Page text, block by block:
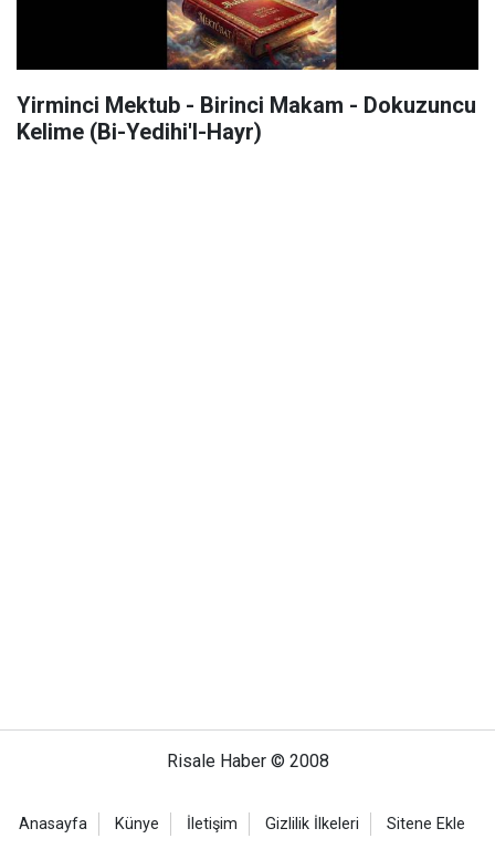
Yirminci Mektub - Birinci Makam - Dokuzuncu
Kelime (Bi-Yedihi'l-Hayr)
Risale Haber © 2008
Anasayfa Künye İletişim Gizlilik İlkeleri Sitene Ekle